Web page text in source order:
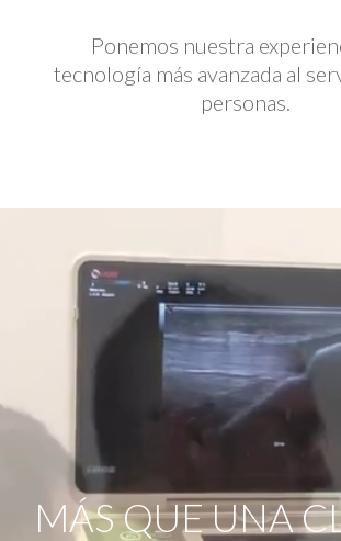
Ponemos nuestra
tecnología más avanzada al
personas.
MÁS QUE UNA